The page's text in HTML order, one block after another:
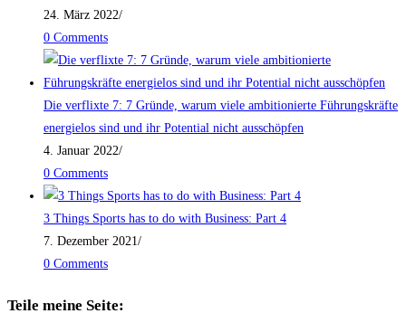
24. März 2022/
0 Comments
Die verflixte 7: 7 Gründe, warum viele ambitionierte Führungskräfte
energielos sind und ihr Potential nicht ausschöpfen
4. Januar 2022/
0 Comments
3 Things Sports has to do with Business: Part 4
7. Dezember 2021 /
0 Comments
Teile meine Seite: